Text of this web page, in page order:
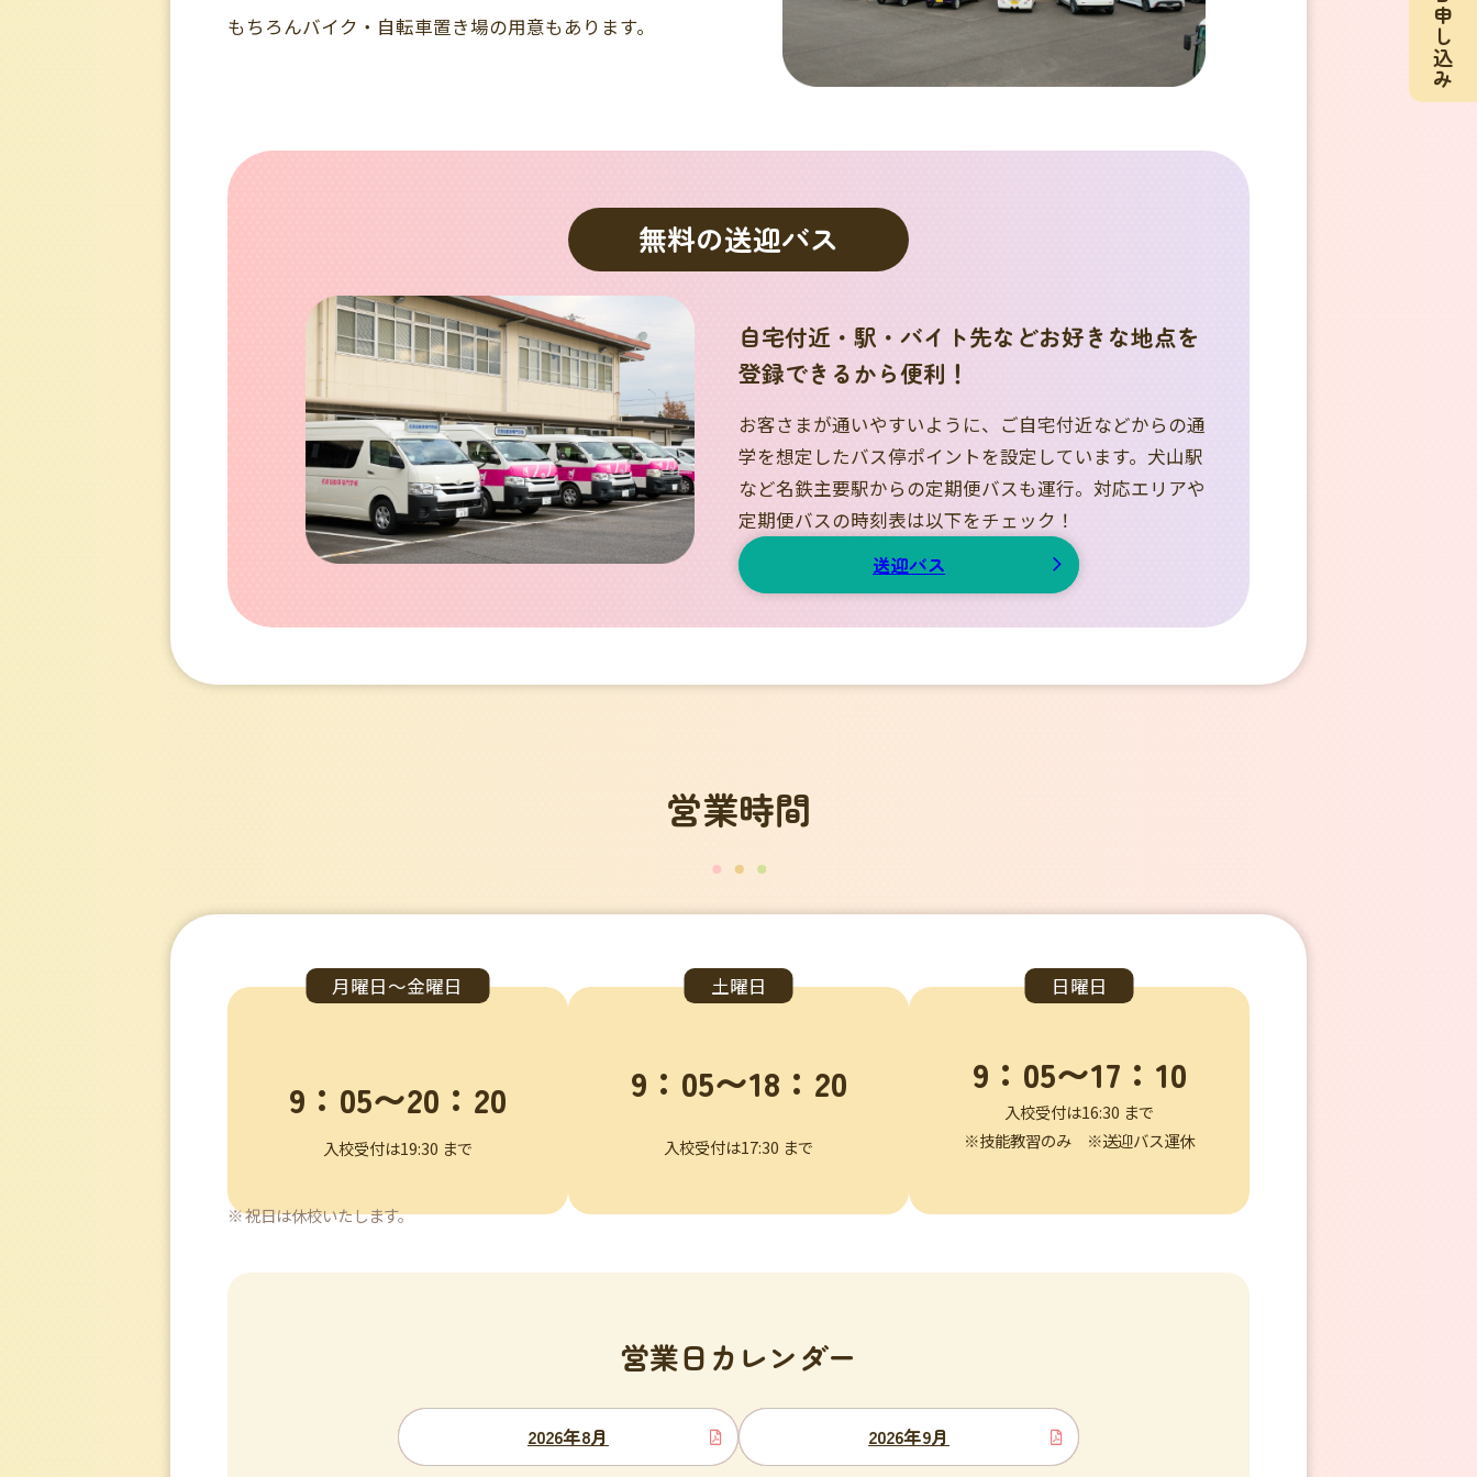
もちろんバイク・自転車置き場の用意もあります。
無料の送迎バス
自宅付近・駅・バイト先などお好きな地点を
登録できるから便利！
お客さまが通いやすいように、ご自宅付近などからの通
学を想定したバス停ポイントを設定しています。犬山駅
など名鉄主要駅からの定期便バスも運行。対応エリアや
定期便バスの時刻表は以下をチェック！
送迎バス
営業時間
月曜日～金曜日
9：05〜20：20
入校受付は19:30 まで
土曜日
9：05〜18：20
入校受付は17:30 まで
日曜日
9：05〜17：10
入校受付は16:30 まで
※技能教習のみ ※送迎バス運休
祝日は休校いたします。
営業日カレンダー
2026年8月 2026年9月
Ｂ申し込み